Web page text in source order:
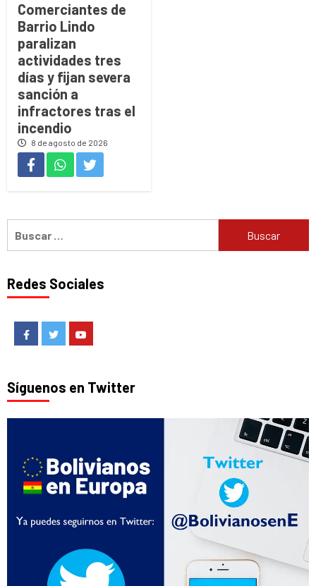
Comerciantes de
Barrio Lindo
paralizan
actividades tres
días y fijan severa
sanción a
infractores tras el
incendio
8 de agosto de 2026
Redes Sociales
FacebookTwitter
Síguenos en Twitter